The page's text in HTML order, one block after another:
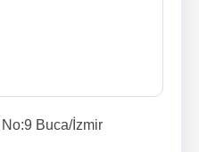
Buca/İzmir